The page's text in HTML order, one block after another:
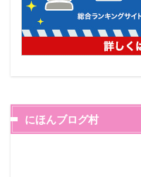
にほんブログ村